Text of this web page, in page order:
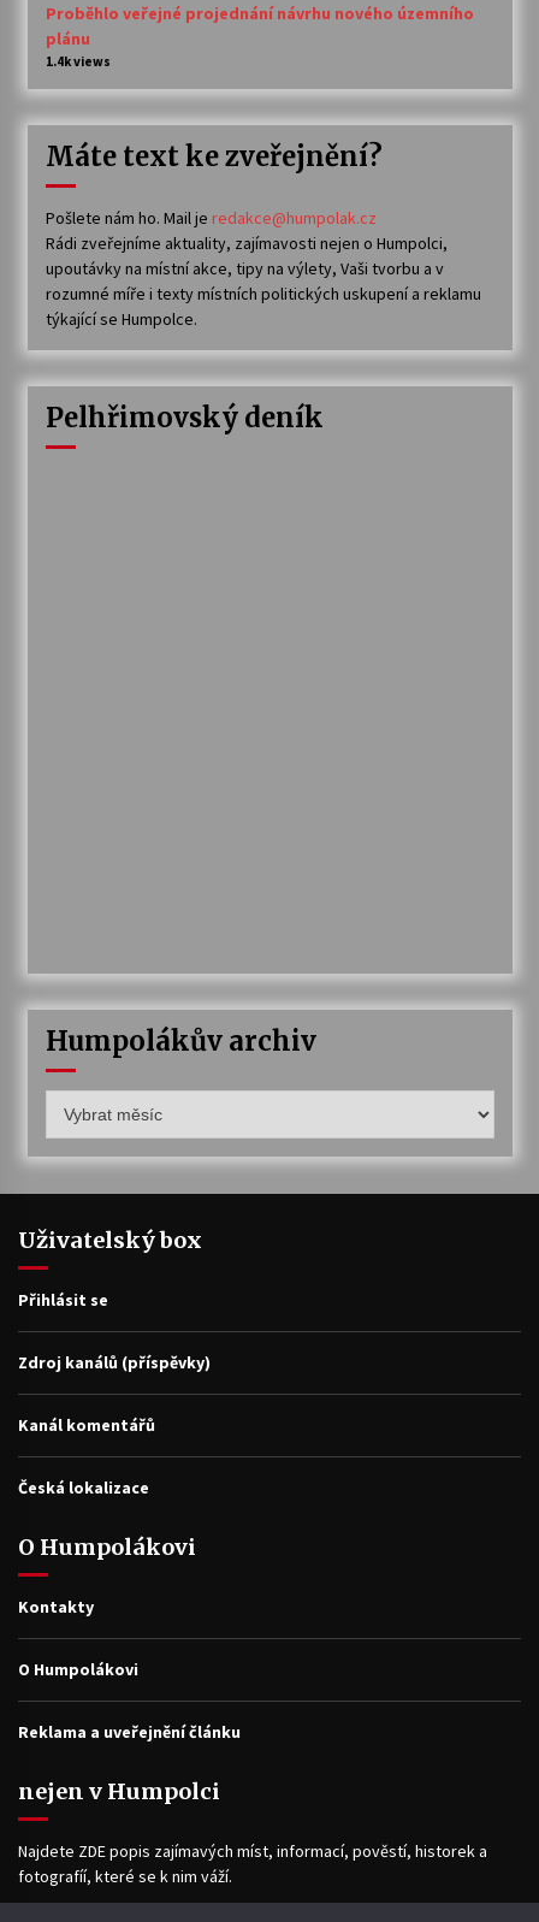
Proběhlo veřejné projednání návrhu nového územního
plánu
1.4k views
Máte text ke zveřejnění?
Pošlete nám ho. Mail je redakce@humpolak.cz
Rádi zveřejníme aktuality, zajímavosti nejen o Humpolci,
upoutávky na místní akce, tipy na výlety, Vaši tvorbu a v
rozumné míře i texty místních politických uskupení a reklamu
týkající se Humpolce.
Pelhřimovský deník
Humpolákův archiv
archiv
Uživatelský box
Přihlásit se
Zdroj kanálů (příspěvky)
Kanál komentářů
Česká lokalizace
O Humpolákovi
Kontakty
O Humpolákovi
Reklama a uveřejnění článku
nejen v Humpolci
Najdete ZDE popis zajímavých míst, informací, pověstí, historek a
fotografíí, které se k nim váží.